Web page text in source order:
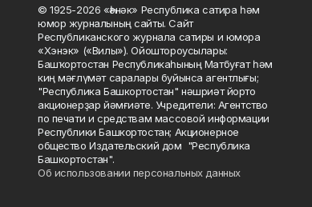
© 1925-2026 «Һәнәк» Республика сатира һәм
юмор журналының сайты. Сайт
Республиканского журнала сатиры и юмора
«Хэнэк» («Вилы»). Ойоштороусылары:
Башҡортостан Республикаһының Матбуғат һәм
киң мәғлүмәт саралары буйынса агентлығы;
"Республика Башкортостан" нәшриәт йорто
акционерҙар йәмғиәте. Учредители: Агентство
по печати и средствам массовой информации
Республики Башкортостан; Акционерное
общество Издательский дом "Республика
Башкортостан".
Об использовании персональных данных